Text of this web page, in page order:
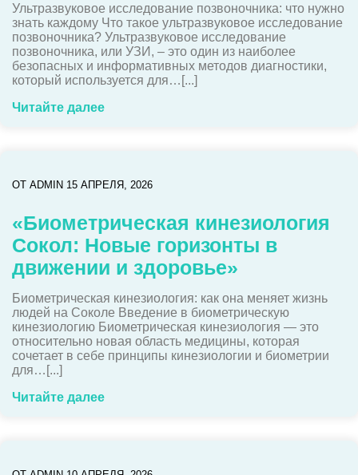
Ультразвуковое исследование позвоночника: что нужно
знать каждому Что такое ультразвуковое исследование
позвоночника? Ультразвуковое исследование
позвоночника, или УЗИ, – это один из наиболее
безопасных и информативных методов диагностики,
который используется для…[...]
Читайте далее
ОТ ADMIN 15 АПРЕЛЯ, 2026
«Биометрическая кинезиология
Сокол: Новые горизонты в
движении и здоровье»
Биометрическая кинезиология: как она меняет жизнь
людей на Соколе Введение в биометрическую
кинезиологию Биометрическая кинезиология — это
относительно новая область медицины, которая
сочетает в себе принципы кинезиологии и биометрии
для…[...]
Читайте далее